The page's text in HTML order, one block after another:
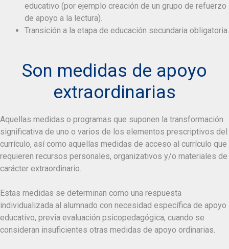
educativo (por ejemplo creación de un grupo de refuerzo
de apoyo a la lectura).
Transición a la etapa de educación secundaria obligatoria.
Son medidas de apoyo
extraordinarias
Aquellas medidas o programas que suponen la transformación
significativa de uno o varios de los elementos prescriptivos del
currículo, así como aquellas medidas de acceso al currículo que
requieren recursos personales, organizativos y/o materiales de
carácter extraordinario.
Estas medidas se determinan como una respuesta
individualizada al alumnado con necesidad específica de apoyo
educativo, previa evaluación psicopedagógica, cuando se
consideran insuficientes otras medidas de apoyo ordinarias.